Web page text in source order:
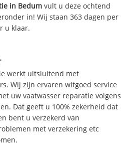
in Bedum vult u deze ochtend
in! Wij staan 363 dagen per
u klaar.
werkt uitsluitend met
Wij zijn ervaren witgoed service
uw vaatwasser reparatie volgens
Dat geeft u 100% zekerheid dat
bent u verzekerd van
met verzekering etc